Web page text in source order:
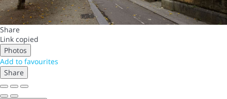
Share
Link copied
Photos
Add to favourites
Share